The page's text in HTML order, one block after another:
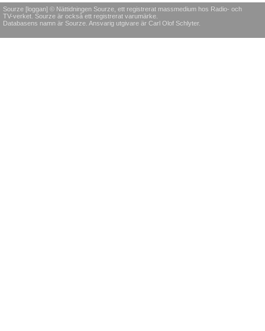
Sourze [loggan] © Nättidningen Sourze, ett registrerat massmedium hos Radio- och
TV-verket. Sourze är också ett registrerat varumärke.
Databasens namn är Sourze. Ansvarig utgivare är Carl Olof Schlyter.